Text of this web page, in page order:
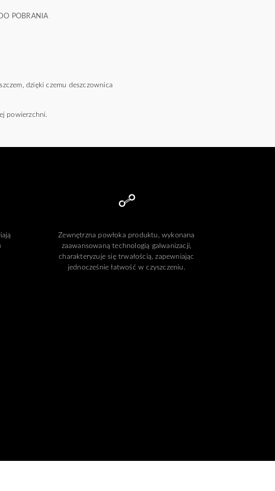
POBRANIA
dzięki czemu deszczownica
powierzchni.
Zewnętrzna powłoka produktu, wykonana
zaawansowaną technologią galwanizacji,
charakteryzuje się trwałością, zapewniając
jednocześnie łatwość w czyszczeniu.